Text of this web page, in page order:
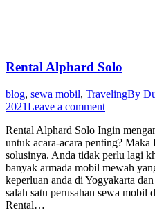
Rental Alphard Solo
blog, sewa mobil, TravelingBy
2021Leave a comment
Rental Alphard Solo Ingin
untuk acara-acara penting?
solusinya. Anda tidak perlu lagi
banyak armada mobil mewah
keperluan anda di Yogyakarta
salah satu perusahan sewa mobil
Rental…